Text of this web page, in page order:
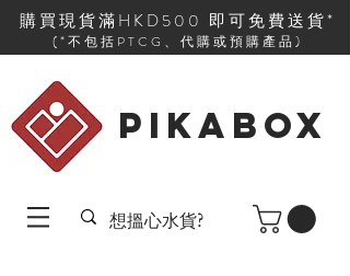
購買現貨滿HKD500 即可免費送貨*
(*不包括PTCG、代購或預購產品)
PIKABOX